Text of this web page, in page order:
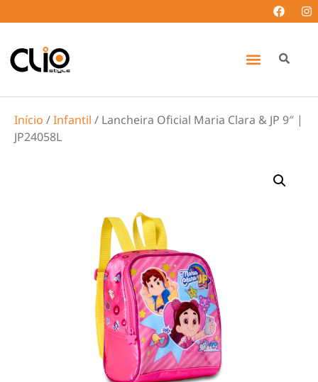
Início /Infantil / Lancheira Oficial Maria Clara & JP 9″ |
JP24058L